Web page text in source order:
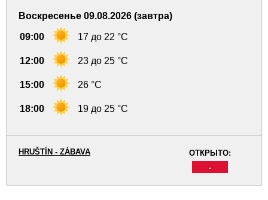
Воскресенье 09.08.2026 (завтра)
09:00 17 до 22 °C
12:00 23 до 25 °C
15:00 26 °C
18:00 19 до 25 °C
ОТКРЫТО:
-
HRUŠTÍN - ZÁBAVA